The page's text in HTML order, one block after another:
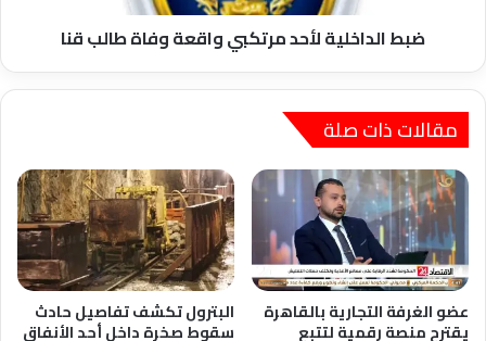
ضبط الداخلية لأحد مرتكبي واقعة وفاة طالب قنا
مقالات ذات صلة
عضو الغرفة التجارية بالقاهرة
يقترح منصة رقمية لتتبع
البترول تكشف تفاصيل حادث
سقوط صخرة داخل أحد الأنفاق